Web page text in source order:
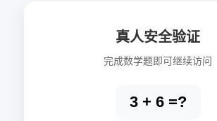
真人安全验证
完成数学题即可继续访问
3 + 6 =?